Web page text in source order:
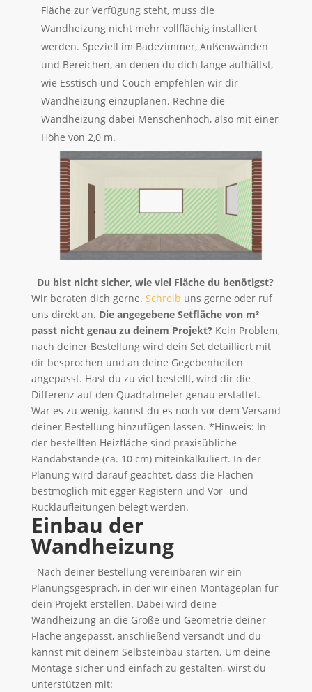
Fläche zur Verfügung steht, muss die
Wandheizung nicht mehr vollflächig installiert
werden. Speziell im Badezimmer, Außenwänden
und Bereichen, an denen du dich lange aufhältst,
wie Esstisch und Couch empfehlen wir dir
Wandheizung einzuplanen. Rechne die
Wandheizung dabei Menschenhoch, also mit einer
Höhe von 2,0 m.
Du bist nicht sicher, wie viel Fläche du benötigst?
Wir beraten dich gerne. Schreib uns gerne oder ruf
uns direkt an. Die angegebene Setfläche von m²
passt nicht genau zu deinem Projekt?Kein Problem,
nach deiner Bestellung wird dein Set detailliert mit
dir besprochen und an deine Gegebenheiten
angepasst. Hast du zu viel bestellt, wird dir die
Differenz auf den Quadratmeter genau erstattet.
War es zu wenig, kannst du es noch vor dem Versand
deiner Bestellung hinzufügen lassen. *Hinweis: In
der bestellten Heizfläche sind praxisübliche
Randabstände (ca. 10 cm) miteinkalkuliert. In der
Planung wird darauf geachtet, dass die Flächen
bestmöglich mit egger Registern und Vor- und
Rücklaufleitungen belegt werden.
Einbau der
Wandheizung
Nach deiner Bestellung vereinbaren wir ein
Planungsgespräch, in der wir einen Montageplan für
dein Projekt erstellen. Dabei wird deine
Wandheizung an die Größe und Geometrie deiner
Fläche angepasst, anschließend versandt und du
kannst mit deinem Selbsteinbau starten. Um deine
Montage sicher und einfach zu gestalten, wirst du
unterstützen mit: